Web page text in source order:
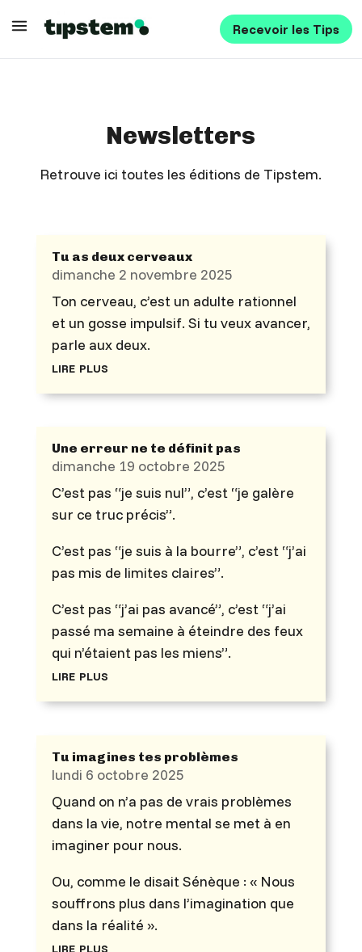
Recevoir les Tips
Newsletters
Retrouve ici toutes les éditions de Tipstem.
Tu as deux cerveaux
dimanche 2 novembre 2025
Ton cerveau, c’est un adulte rationnel
et un gosse impulsif. Si tu veux avancer,
parle aux deux.
lire plus
Une erreur ne te définit pas
dimanche 19 octobre 2025
C’est pas “je suis nul”, c’est “je galère
sur ce truc précis”.
C’est pas “je suis à la bourre”, c’est “j’ai
pas mis de limites claires”.
C’est pas “j’ai pas avancé”, c’est “j’ai
passé ma semaine à éteindre des feux
qui n’étaient pas les miens”.
lire plus
Tu imagines tes problèmes
lundi 6 octobre 2025
Quand on n’a pas de vrais problèmes
dans la vie, notre mental se met à en
imaginer pour nous.
Ou, comme le disait Sénèque : « Nous
souffrons plus dans l’imagination que
dans la réalité ».
lire plus